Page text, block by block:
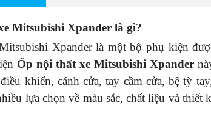
Mitsubishi Xpander là gì?
Xpander là một bộ phụ kiện
Ốp nội thất xe Mitsubishi Xpander
khiển, cánh cửa, tay cầm cửa, bệ tỳ
lựa chọn về màu sắc, chất liệu và